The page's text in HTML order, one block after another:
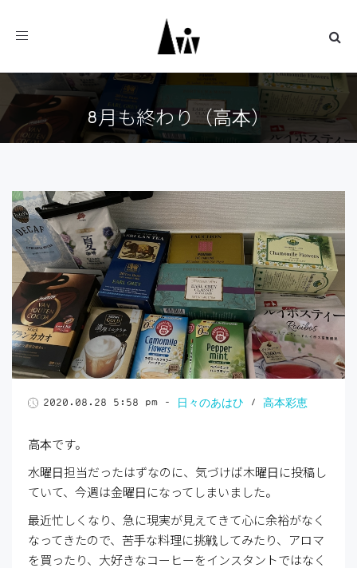
Toggle
8月も終わり（高本）
2020.08.28 5:58 pm - 日々のあはひ / 高本彩恵
高本です。
水曜日担当だったはずなのに、気づけば木曜日に投稿し
ていて、今週は金曜日になってしまいました。
最近忙しくなり、急に現実が見えてきて心に余裕がなく
なってきたので、苦手な料理に挑戦してみたり、アロマ
を買ったり、大好きなコーヒーをインスタントではなく